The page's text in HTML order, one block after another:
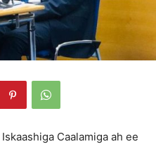
Caalamiga ah ee